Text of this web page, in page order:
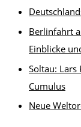
Berlinfahrt
Einblicke
Soltau:
Cumulus
Neue